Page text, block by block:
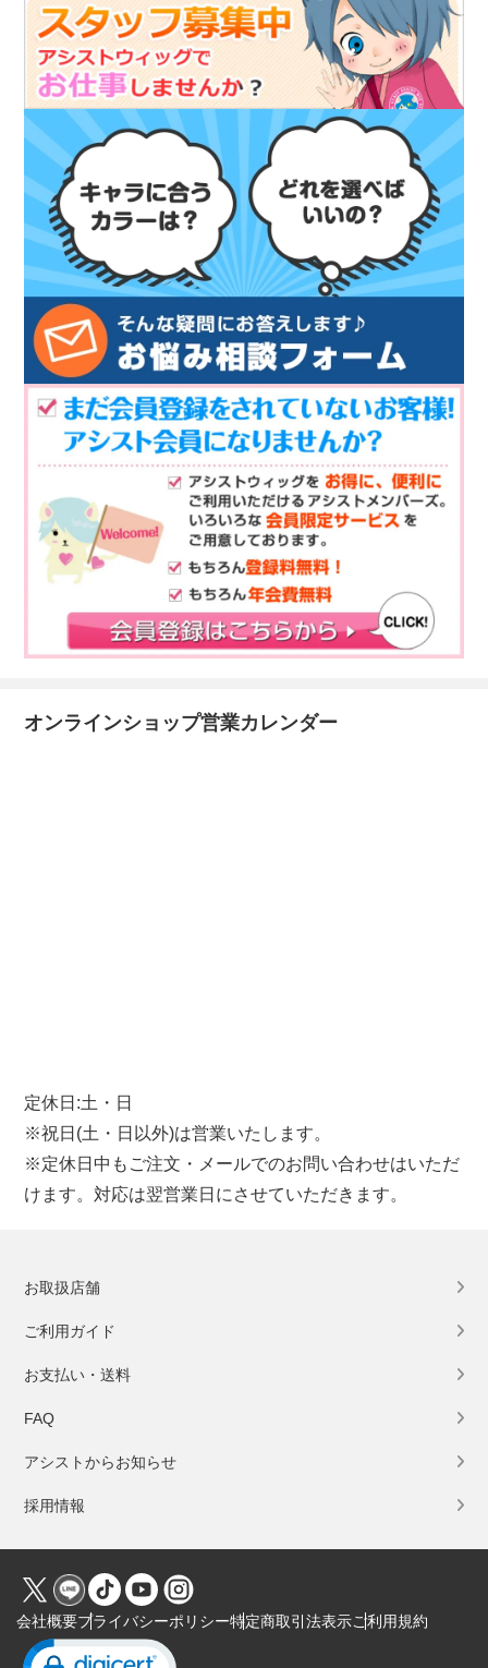
オンラインショップ営業カレンダー
定休日:土・日
※祝日(土・日以外)は営業いたします。
※定休日中もご注文・メールでのお問い合わせはいただ
けます。対応は翌営業日にさせていただきます。
お取扱店舗
ご利用ガイド
お支払い・送料
FAQ
アシストからお知らせ
採用情報
会社概要プライバシーポリシー特定商取引法表示ご利用規約
Click to open certificate verification popup